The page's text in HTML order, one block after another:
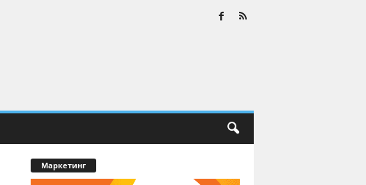
Маркетинг